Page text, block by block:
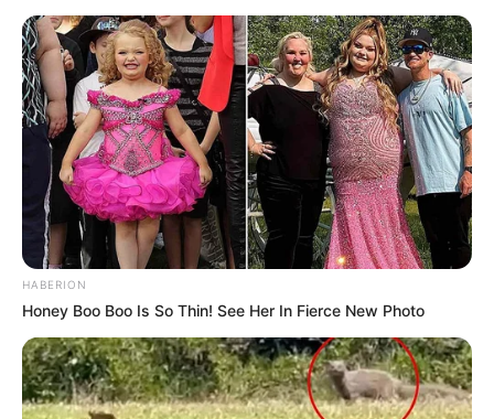
HABERION
Honey Boo Boo Is So Thin! See Her In Fierce New Photo